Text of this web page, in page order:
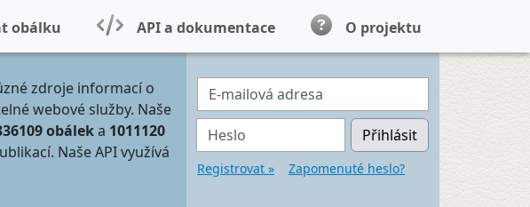
obálku API a dokumentace O projektu
zdroje informací o
webové služby. Naše
obáleka 1011120
Naše API využívá
E-mailová adresa
Heslo Přihlásit
Registrovat » Zapomenuté heslo?